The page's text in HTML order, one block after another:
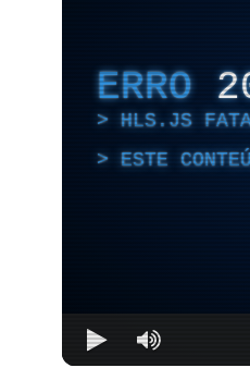
ERRO
HLS.JS
ESTE